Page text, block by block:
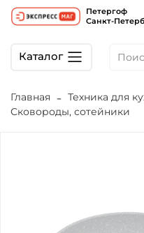
Петергоф
Санкт-
Каталог
Главная Техника для
Сковороды, сотейники